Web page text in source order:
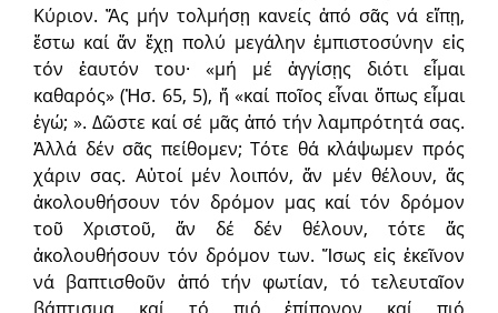
Κύριον. Ἄς μήν τολμήσῃ κανείς ἀπό σᾶς νά εἴπῃ,
ἔστω καί ἄν ἔχῃ πολύ μεγάλην ἐμπιστοσύνην εἰς
τόν ἑαυτόν του· «μή μέ ἀγγίσῃς διότι εἶμαι
καθαρός» (Ἠσ. 65, 5), ἤ «καί ποῖος εἶναι ὅπως εἶμαι
ἐγώ; ». Δῶστε καί σέ μᾶς ἀπό τήν λαμπρότητά σας.
Ἀλλά δέν σᾶς πείθομεν; Τότε θά κλάψωμεν πρός
χάριν σας. Αὐτοί μέν λοιπόν, ἄν μέν θέλουν, ἄς
ἀκολουθήσουν τόν δρόμον μας καί τόν δρόμον
τοῦ Χριστοῦ, ἄν δέ δέν θέλουν, τότε ἄς
ἀκολουθήσουν τόν δρόμον των. Ἴσως εἰς ἐκεῖνον
νά βαπτισθοῦν ἀπό τήν φωτίαν, τό τελευταῖον